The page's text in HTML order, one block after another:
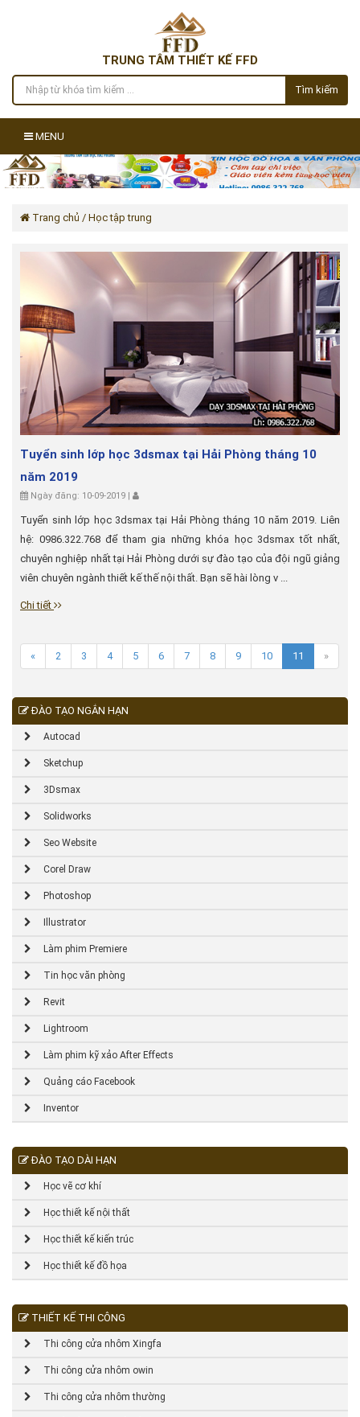
TRUNG TÂM THIẾT KẾ FFD
Tìm kiếm
MENU
Trang chủ / Học tập trung
Tuyển sinh lớp học 3dsmax tại Hải Phòng tháng 10
năm 2019
Ngày đăng: 10-09-2019 |
Tuyển sinh lớp học 3dsmax tại Hải Phòng tháng 10 năm 2019. Liên
hệ: 0986.322.768 để tham gia những khóa học 3dsmax tốt nhất,
chuyên nghiệp nhất tại Hải Phòng dưới sự đào tạo của đội ngũ giảng
viên chuyên ngành thiết kế thế nội thất. Bạn sẽ hài lòng v ...
Chi tiết
« 2 3 4 5 6 7 8 9 10 11 »
ĐÀO TẠO NGẮN HẠN
Autocad
Sketchup
3Dsmax
Solidworks
Seo Website
Corel Draw
Photoshop
Illustrator
Làm phim Premiere
Tin học văn phòng
Revit
Lightroom
Làm phim kỹ xảo After Effects
Quảng cáo Facebook
Inventor
ĐÀO TẠO DÀI HẠN
Học vẽ cơ khí
Học thiết kế nội thất
Học thiết kế kiến trúc
Học thiết kế đồ họa
THIẾT KẾ THI CÔNG
Thi công cửa nhôm Xingfa
Thi công cửa nhôm owin
Thi công cửa nhôm thường